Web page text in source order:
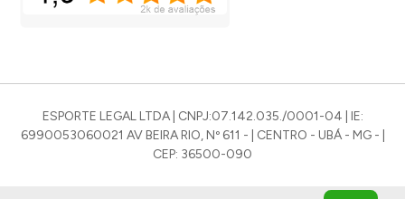
ESPORTE LEGAL LTDA | CNPJ:07.142.035./0001-04 | IE:
6990053060021 AV BEIRA RIO, Nº 611 - | CENTRO - UBÁ - MG - |
CEP: 36500-090